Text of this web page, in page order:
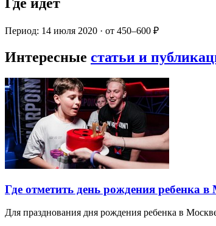
Период: 14 июля 2020 · от 450–600 ₽
Интересные статьи и
Где отметить день рождения ребенка
Для празднования дня рождения ребенка в